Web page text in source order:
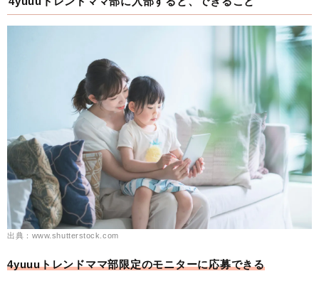
出典：www.shutterstock.com
4yuuuトレンドママ部限定のモニターに応募できる